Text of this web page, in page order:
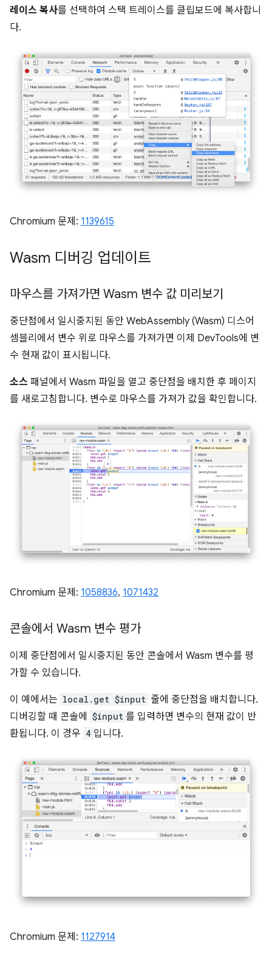
레이스 복사를 선택하여 스택 트레이스를 클립보드에 복사합니
다.
Chromium 문제: 1139615
Wasm 디버깅 업데이트
마우스를 가져가면 Wasm 변수 값 미리보기
중단점에서 일시중지된 동안 WebAssembly (Wasm) 디스어
셈블리에서 변수 위로 마우스를 가져가면 이제 DevTools에 변
수 현재 값이 표시됩니다.
소스 패널에서 Wasm 파일을 열고 중단점을 배치한 후 페이지
를 새로고침합니다. 변수로 마우스를 가져가 값을 확인합니다.
Chromium 문제: 1058836, 1071432
콘솔에서 Wasm 변수 평가
이제 중단점에서 일시중지된 동안 콘솔에서 Wasm 변수를 평
가할 수 있습니다.
이 예에서는 local.get $input 줄에 중단점을 배치합니다.
디버깅할 때 콘솔에
$input 를 입력하면 변수의 현재 값이 반
환됩니다. 이 경우 4 입니다.
Chromium 문제: 1127914